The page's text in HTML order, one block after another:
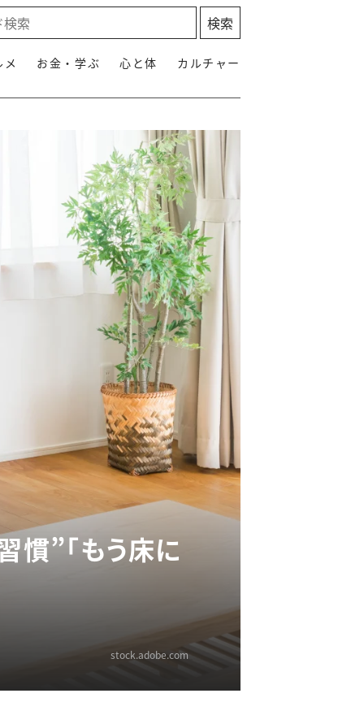
お金・学ぶ 心と体 カルチャー
慣”「もう床に
stock.adobe.com